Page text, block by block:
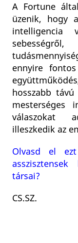
A Fortune
üzenik, hogy
intelligencia
ennyire
hosszabb
mesterséges
válaszokat
illeszkedik az
Olvasd el
társai?
CS.SZ.